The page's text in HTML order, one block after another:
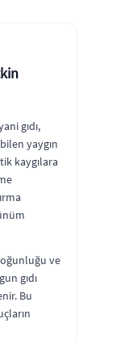
gıdı,
yaygın
kaygılara
ve
gıdı
Bu